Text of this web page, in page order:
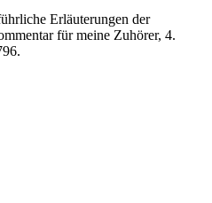
Erläuterungen der
für meine Zuhörer, 4.